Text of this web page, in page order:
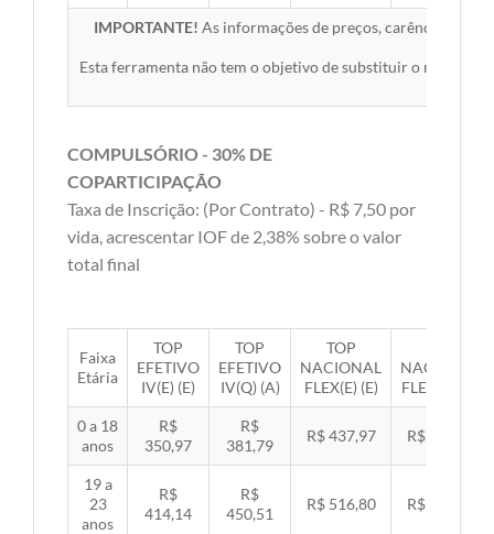
IMPORTANTE! As informações de preços, carências,
Esta ferramenta não tem o objetivo de substituir o material
COMPULSÓRIO - 30% DE
COPARTICIPAÇÃO
Taxa de Inscrição: (Por Contrato) - R$ 7,50 por
vida, acrescentar IOF de 2,38% sobre o valor
total final
Faixa
Etária
TOP
EFETIVO
IV(E) (E)
TOP
EFETIVO
IV(Q) (A)
TOP
NACIONAL
FLEX(E) (E)
NACIONAL
FLEX(Q) (A)
0 a 18
anos
R$
350,97
R$
381,79
R$ 437,97 R$ 451,33
19 a
23
anos
R$
414,14
R$
450,51
R$ 516,80 R$ 532,57